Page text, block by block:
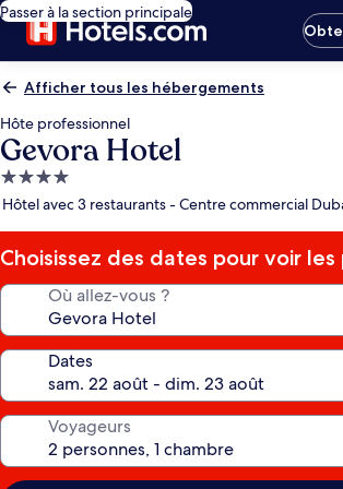
Passer à la section principale
Afficher tous les hébergements
Hôte professionnel
Gevora Hotel
Hébergement
4.0 étoiles
Hôtel avec 3 restaurants - Centre commercial
Choisissez des dates pour voir les
Où allez-vous ?
Dates
Voyageurs